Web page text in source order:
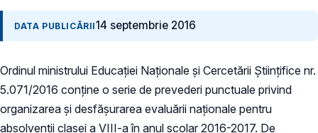
DATA PUBLICĂRII14 septembrie 2016
Ordinul ministrului Educaţiei Naţionale şi Cercetării Ştiinţifice nr.
5.071/2016 conţine o serie de prevederi punctuale privind
organizarea și desfășurarea evaluării naționale pentru
absolvenții clasei a VIII-a în anul școlar 2016-2017. De